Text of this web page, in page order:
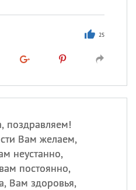
25
поздравляем!
Вам желаем,
неустанно,
постоянно,
Вам здоровья,